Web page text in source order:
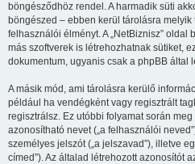
böngésződhöz rendel. A harmadik süti
böngészed – ebben kerül tárolásra
felhasználói élményt. A „NetBiznisz” oldal
más szoftverek is létrehozhatnak sütiket,
dokumentum, ugyanis csak a phpBB által
A másik mód, ami tárolásra kerülő
például ha vendégként vagy regisztrált
regisztrálsz. Ez utóbbi folyamat során
azonosítható nevet („a felhasználói
személyes jelszót („a jelszavad”), illetve
címed”). Az általad létrehozott azonosítót